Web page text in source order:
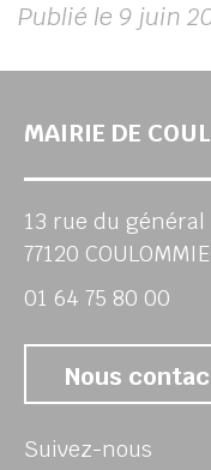
Publié le 9 juin
MAIRIE DE
13 rue du général
77120
01 64 75 80 00
Nous
Suivez-nous